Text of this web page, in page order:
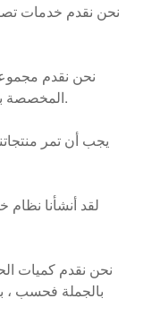
نحن نقدم خدمات
نحن نقدم
المخصصة بما في ذلك النقش والشارات وضرب اليد.
يجب أن تمر
لقد أنشأنا
نحن نقدم كميات
بالجملة فحسب ،